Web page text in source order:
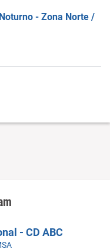
- Zona Norte /
- CD ABC